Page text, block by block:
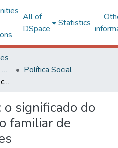
All of
DSpace
Statistics
Ciências Humanas, Letras e Artes
Política Social
Paralisia cerebral: o significado do cuidar no contexto familiar de camadas populares
o significado do
familiar de